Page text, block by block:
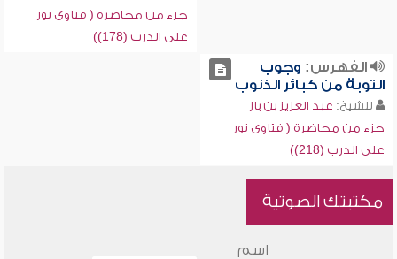
جزء من محاضرة ( فتاوى نور
على الدرب (178))
الفهرس: وجوب
التوبة من كبائر الذنوب
للشيخ: عبد العزيز بن باز
جزء من محاضرة ( فتاوى نور
على الدرب (218))
مكتبتك الصوتية
اسم